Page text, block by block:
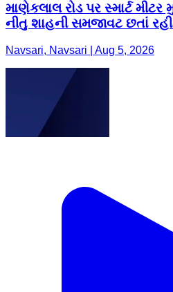
માણેકલાલ રોડ પર સ્માર્ટ મીટર
નીતુ શાહની સમજાવટ છતાં
Navsari, Navsari | Aug 5, 2026